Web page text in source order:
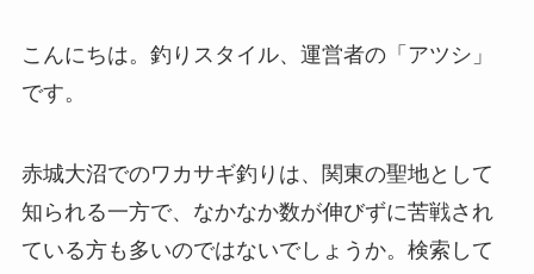
こんにちは。釣りスタイル、運営者の「アツシ」
です。
赤城大沼でのワカサギ釣りは、関東の聖地として
知られる一方で、なかなか数が伸びずに苦戦され
ている方も多いのではないでしょうか。検索して